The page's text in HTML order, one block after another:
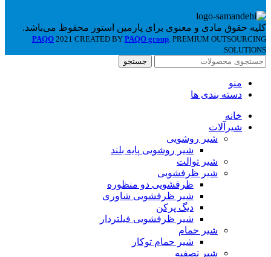
کلیه حقوق مادی و معنوی برای پارمین استور محفوظ می‌باشد.
PAQO 2021 CREATED BY PAQO group. PREMIUM OUTSOURCING
SOLUTIONS.
جستجو
منو
دسته بندی ها
خانه
شیرآلات
شیر روشویی
شیر روشویی پایه بلند
شیر توالت
شیر ظرفشویی
ظرفشویی دو منظوره
شیر ظرفشویی شاوری
دیگ پرکن
شیر ظرفشویی فیلتردار
شیر حمام
شیر حمام توکار
شیر تصفیه